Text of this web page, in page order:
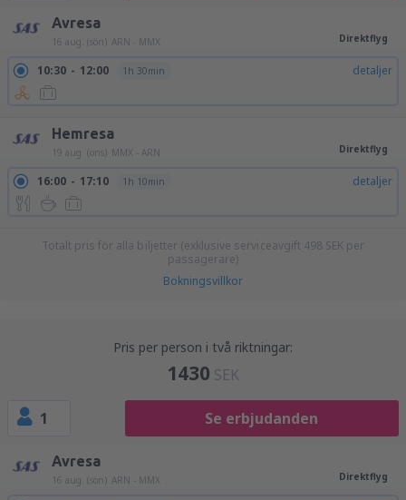
Avresa
16 aug. (sön) ARN - MMX Direktflyg
10:30 12:00 1h 30min detaljer
Hemresa
19 aug. (ons) MMX - ARN Direktflyg
16:00 17:10 1h 10min detaljer
Totalt pris för alla biljetter (exklusive serviceavgift 498 SEK per
passagerare)
Bokningsvillkor
Pris per person i två riktningar:
1430 SEK
1 Se erbjudanden
Avresa
16 aug. (sön) ARN - MMX Direktflyg